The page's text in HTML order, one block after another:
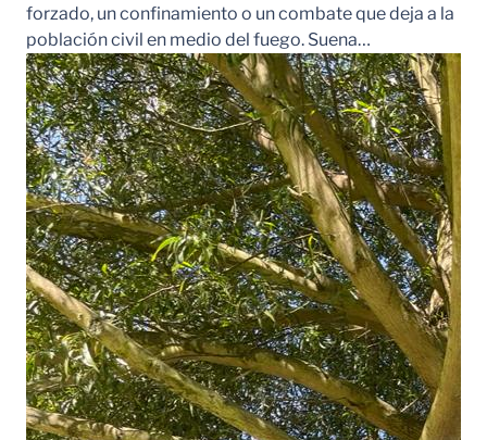
forzado, un confinamiento o un combate que deja a la
población civil en medio del fuego. Suena…